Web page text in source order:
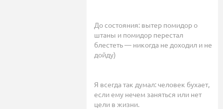
До состояния: вытер помидор о
штаны и помидор перестал
блестеть — никогда не доходил и не
дойду)
Я всегда так думал: человек бухает,
если ему нечем заняться или нет
цели в жизни.